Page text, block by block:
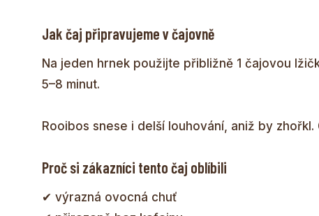
Jak čaj připravujeme v čajovně
Na jeden hrnek použijte přibližně 1 čajovou
5–8 minut.
Rooibos snese i delší louhování, aniž by
Proč si zákazníci tento čaj oblíbili
✔ výrazná ovocná chuť